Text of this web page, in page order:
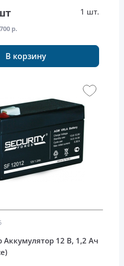
1 шт.
р.
В корзину
Аккумулятор 12 В, 1,2 Ач